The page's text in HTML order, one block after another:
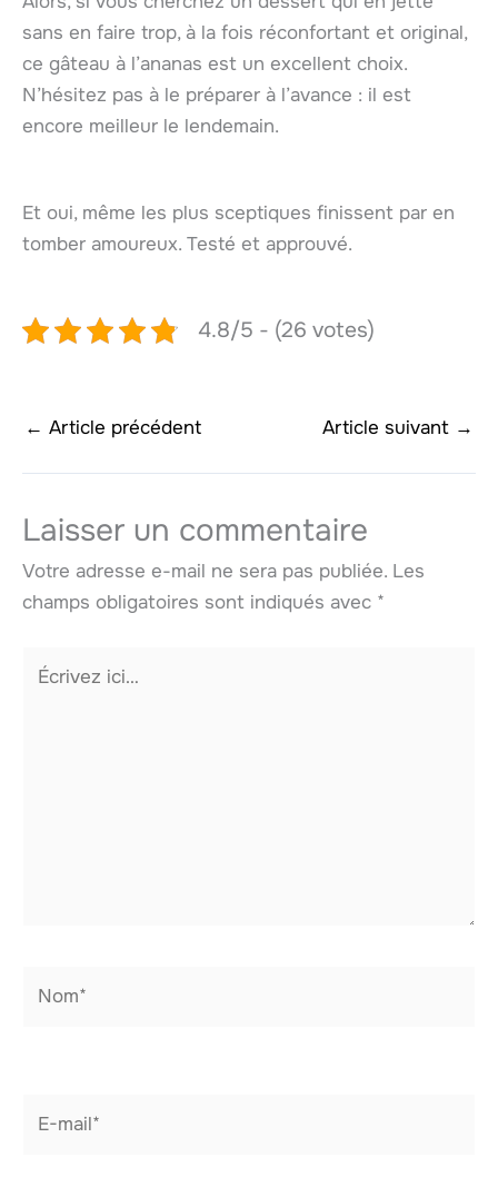
sans en faire trop, à la fois réconfortant et original,
ce gâteau à l’ananas est un excellent choix.
N’hésitez pas à le préparer à l’avance : il est
encore meilleur le lendemain.
Et oui, même les plus sceptiques finissent par en
tomber amoureux. Testé et approuvé.
4.8/5 - (26 votes)
← Article précédent Article suivant →
Laisser un commentaire
Votre adresse e-mail ne sera pas publiée. Les
champs obligatoires sont indiqués avec *
Écrivez